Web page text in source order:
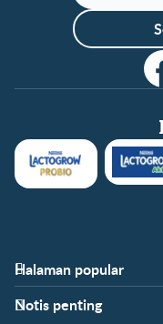
Halaman popular
Bantuan
Soalan Lazim
Notis penting